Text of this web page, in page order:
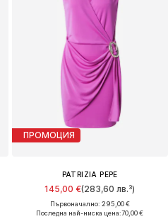
ПРОМОЦИЯ
PATRIZIA PEPE
145,00 €(283,60 лв.³)
Първоначално: 295,00 €
Последна най-ниска цена:70,00 €